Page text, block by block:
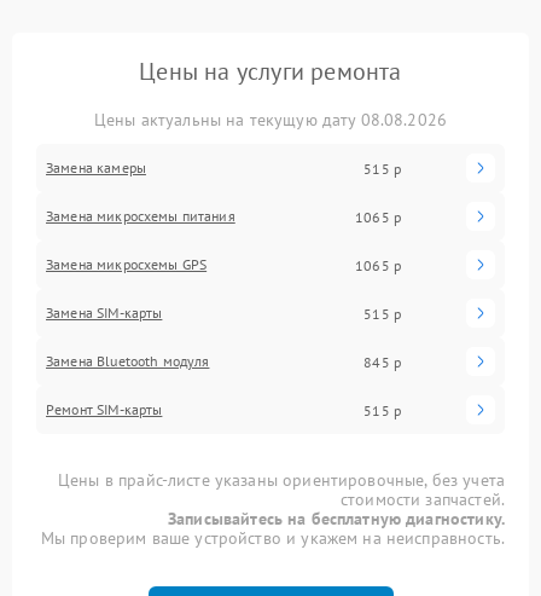
Цены на услуги ремонта
Цены актуальны на текущую дату 08.08.2026
Замена камеры 515 р
Замена микросхемы питания 1065 р
Замена микросхемы GPS 1065 р
Замена SIM-карты 515 р
Замена Bluetooth модуля 845 р
Ремонт SIM-карты 515 р
Цены в прайс-листе указаны ориентировочные, без учета
стоимости запчастей.
Записывайтесь на бесплатную диагностику.
Мы проверим ваше устройство и укажем на неисправность.